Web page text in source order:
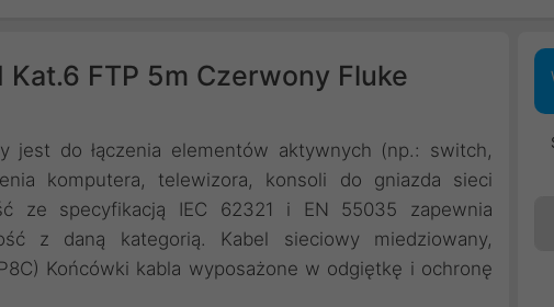
FTP 5m Czerwony Fluke
jest do łączenia elementów aktywnych (np.: switch,
komputera, telewizora, konsoli do gniazda sieci
ze specyfikacją IEC 62321 i EN 55035 zapewnia
z daną kategorią. Kabel sieciowy miedziowany,
Końcówki kabla wyposażone w odgiętkę i ochronę